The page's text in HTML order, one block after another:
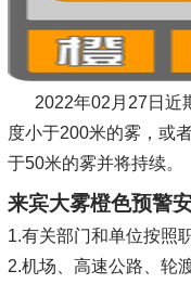
2022年02月27日近
度小于200米的雾，或
于50米的雾并将持续。
来宾大雾橙色预警
1.有关部门和单位按照
2.机场、高速公路、轮